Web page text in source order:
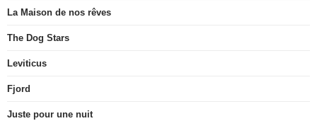
La Maison de nos rêves
The Dog Stars
Leviticus
Fjord
Juste pour une nuit